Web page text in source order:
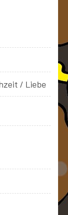
/ Liebe